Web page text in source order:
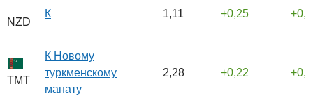
NZD
К 1,11 0,25
TMT
К Новому
туркменскому
манату
2,28 0,22